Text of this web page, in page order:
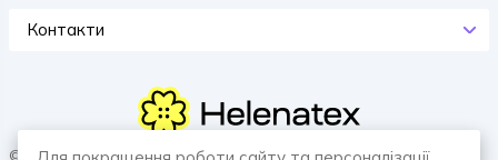
Контакти
© 2026 HELENATEX «Ґудзики, вішаки, нитки. Власне виробництво.